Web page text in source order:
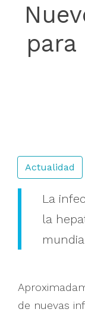
Actualidad
La
la
de nuevas